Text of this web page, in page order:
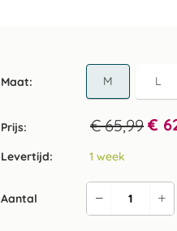
Maat M L
Prijs: € 65,99 €
Levertijd: 1 week
Aantal
de
Verlaag
de